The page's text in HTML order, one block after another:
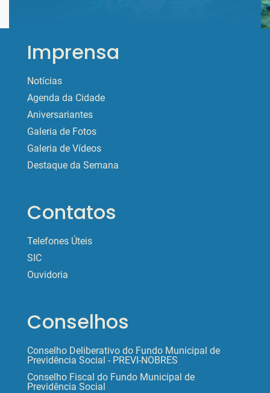
Imprensa
Notícias
Agenda da Cidade
Aniversariantes
Galeria de Fotos
Galeria de Vídeos
Destaque da Semana
Contatos
Telefones Úteis
SIC
Ouvidoria
Conselhos
Conselho Deliberativo do Fundo Municipal de
Previdência Social - PREVI-NOBRES
Conselho Fiscal do Fundo Municipal de
Previdência Social